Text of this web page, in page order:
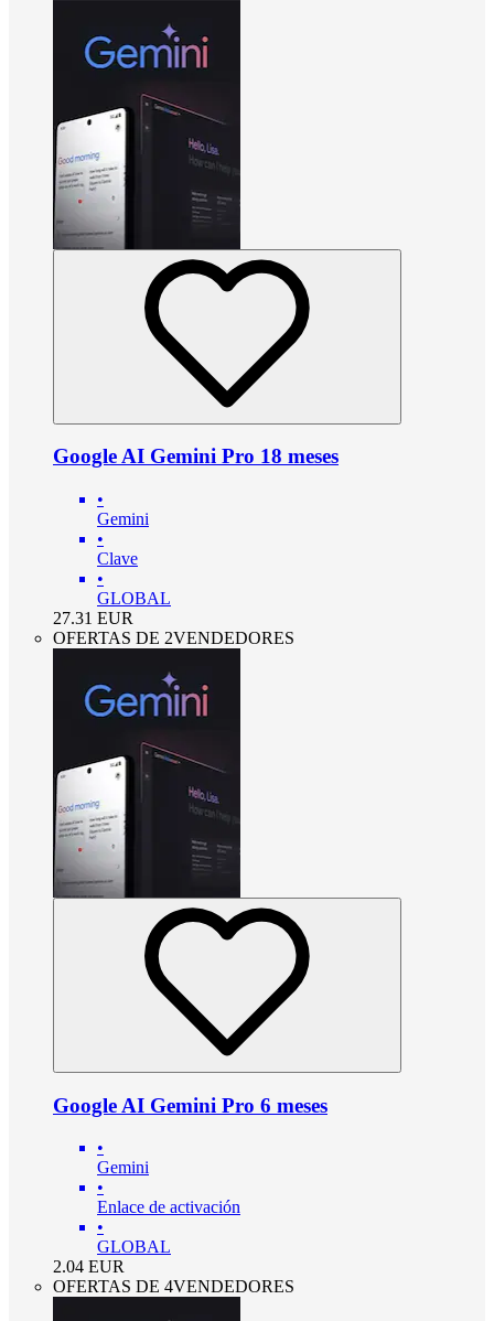
Google AI Gemini Pro 18 meses
•
Gemini
•
Clave
•
GLOBAL
27.31 EUR
OFERTAS DE 2VENDEDORES
Google AI Gemini Pro 6 meses
•
Gemini
•
Enlace de activación
•
GLOBAL
2.04 EUR
OFERTAS DE 4VENDEDORES